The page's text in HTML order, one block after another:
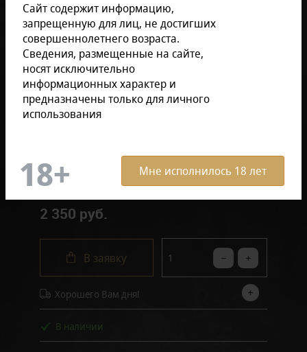
Сайт содержит информацию,
запрещенную для лиц, не достигших
совершеннолетнего возраста.
Сведения, размещенные на сайте,
носят исключительно
информационных характер и
предназначены только для личного
использования
Мне исполнилось 18 лет
2 350 руб.
В заявку
Хорошего Вам дня!
В наличии